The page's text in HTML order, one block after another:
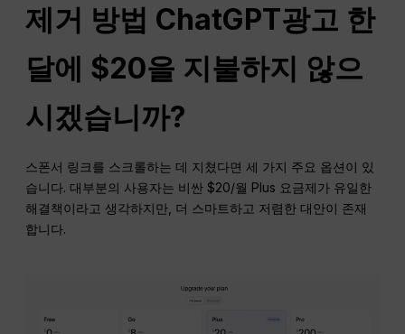
제거 방법 ChatGPT광고 한
달에 $20을 지불하지 않으
시겠습니까?
스폰서 링크를 스크롤하는 데 지쳤다면 세 가지 주요 옵션이 있
습니다. 대부분의 사용자는 비싼 $20/월 Plus 요금제가 유일한
해결책이라고 생각하지만, 더 스마트하고 저렴한 대안이 존재
합니다.